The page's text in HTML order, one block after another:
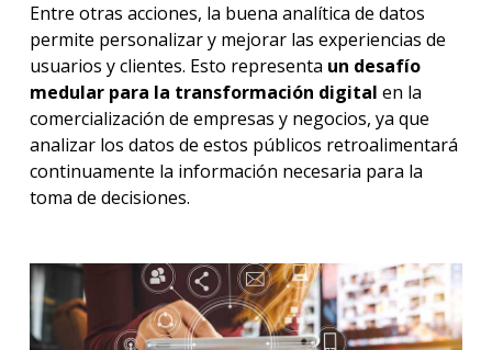
Entre otras acciones, la buena analítica de datos
permite personalizar y mejorar las experiencias de
usuarios y clientes. Esto representa un desafío
medular para la transformación digital en la
comercialización de empresas y negocios, ya que
analizar los datos de estos públicos retroalimentará
continuamente la información necesaria para la
toma de decisiones.